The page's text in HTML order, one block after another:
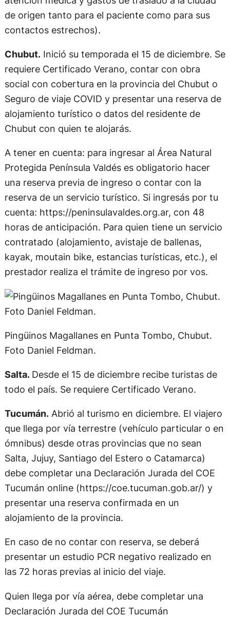
de origen tanto para el paciente como para sus
contactos estrechos).
Chubut.Inició su temporada el 15 de diciembre. Se
requiere Certificado Verano, contar con obra
social con cobertura en la provincia del Chubut o
Seguro de viaje COVID y presentar una reserva de
alojamiento turístico o datos del residente de
Chubut con quien te alojarás.
A tener en cuenta: para ingresar al Área Natural
Protegida Península Valdés es obligatorio hacer
una reserva previa de ingreso o contar con la
reserva de un servicio turístico. Si ingresás por tu
cuenta: https://peninsulavaldes.org.ar, con 48
horas de anticipación. Para quien tiene un servicio
contratado (alojamiento, avistaje de ballenas,
kayak, moutain bike, estancias turísticas, etc.), el
prestador realiza el trámite de ingreso por vos.
Pingüinos Magallanes en Punta Tombo, Chubut.
Foto Daniel Feldman.
Salta. Desde el 15 de diciembre recibe turistas de
todo el país. Se requiere Certificado Verano.
Tucumán.Abrió al turismo en diciembre. El viajero
que llega por vía terrestre (vehículo particular o en
ómnibus) desde otras provincias que no sean
Salta, Jujuy, Santiago del Estero o Catamarca)
debe completar una Declaración Jurada del COE
Tucumán online (https://coe.tucuman.gob.ar/) y
presentar una reserva confirmada en un
alojamiento de la provincia.
En caso de no contar con reserva, se deberá
presentar un estudio PCR negativo realizado en
las 72 horas previas al inicio del viaje.
Quien llega por vía aérea, debe completar una
Declaración Jurada del COE Tucumán